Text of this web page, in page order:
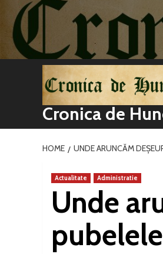
conținut
Cronica de
HOME UNDE ARUNCĂM
Actualitate Administratie
Unde